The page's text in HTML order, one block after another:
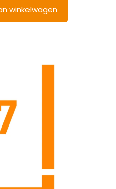
winkelwagen